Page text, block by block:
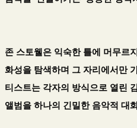
존 스토웰은 익숙한 틀에 머무르
화성을 탐색하며 그 자리에서만
티스트는 각자의 방식으로 열린
앨범을 하나의 긴밀한 음악적 대